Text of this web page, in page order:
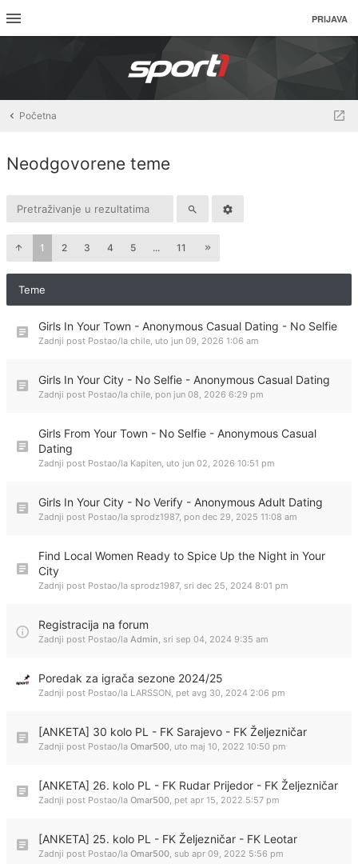
PRIJAVA
Početna
Neodgovorene teme
1 2 3 4 5 ... 11
Teme
Girls In Your Town - Anonymous Casual Dating - No Selfie
Zadnji post Postao/la chile, uto jun 09, 2026 1:06 am
Girls In Your City - No Selfie - Anonymous Casual Dating
Zadnji post Postao/la chile, pon jun 08, 2026 6:29 pm
Girls From Your Town - No Selfie - Anonymous Casual
Dating
Zadnji post Postao/la Kapiten, uto jun 02, 2026 10:51 pm
Girls In Your City - No Verify - Anonymous Adult Dating
Zadnji post Postao/la sprodz1987, pon dec 29, 2025 11:08 am
Find Local Women Ready to Spice Up the Night in Your
City
Zadnji post Postao/la sprodz1987, sri dec 25, 2024 8:01 pm
Registracija na forum
Zadnji post Postao/la Admin, sri sep 04, 2024 9:35 am
Poredak za igrača sezone 2024/25
Zadnji post Postao/la LARSSON, pet avg 30, 2024 2:06 pm
[ANKETA] 30 kolo PL - FK Sarajevo - FK Željezničar
Zadnji post Postao/la Omar500, uto maj 10, 2022 10:50 pm
[ANKETA] 26. kolo PL - FK Rudar Prijedor - FK Željezničar
Zadnji post Postao/la Omar500, pet apr 15, 2022 5:57 pm
[ANKETA] 25. kolo PL - FK Željezničar - FK Leotar
Zadnji post Postao/la Omar500, sub apr 09, 2022 5:56 pm